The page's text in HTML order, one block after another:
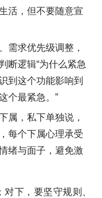
活，但不要随意宣
需求优先级调整，
断逻辑“为什么紧急
到这个功能影响到
个最紧急。”
属，私下单独说，
每个下属心理承受
绪与面子，避免激
下，要坚守规则、